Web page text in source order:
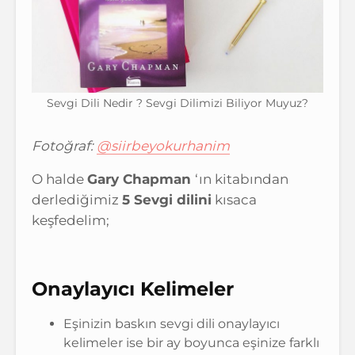
Sevgi Dili Nedir ? Sevgi Dilimizi Biliyor Muyuz?
Fotoğraf: @siirbeyokurhanim
O halde Gary Chapman ‘ın kitabından
derlediğimiz 5 Sevgi dilini kısaca
keşfedelim;
Onaylayıcı Kelimeler
Eşinizin baskın sevgi dili onaylayıcı
kelimeler ise bir ay boyunca eşinize farklı